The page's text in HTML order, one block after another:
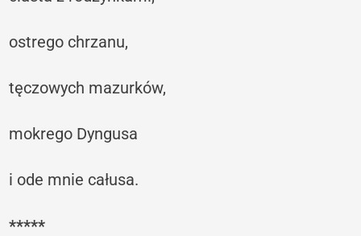
ostrego chrzanu,
tęczowych mazurków,
mokrego Dyngusa
i ode mnie całusa.
*****